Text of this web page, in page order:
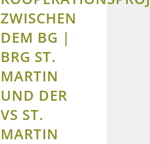
ZWISCHEN
DEM BG |
BRG ST.
MARTIN
UND DER
VS ST.
MARTIN